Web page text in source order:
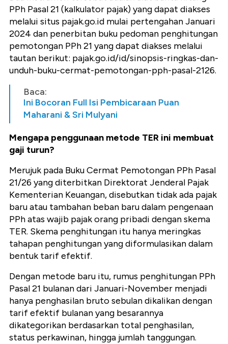
PPh Pasal 21 (kalkulator pajak) yang dapat diakses
melalui situs pajak.go.id mulai pertengahan Januari
2024 dan penerbitan buku pedoman penghitungan
pemotongan PPh 21 yang dapat diakses melalui
tautan berikut: pajak.go.id/id/sinopsis-ringkas-dan-
unduh-buku-cermat-pemotongan-pph-pasal-2126.
Baca:
Ini Bocoran Full Isi Pembicaraan Puan
Maharani & Sri Mulyani
Mengapa penggunaan metode TER ini membuat
gaji turun?
Merujuk pada Buku Cermat Pemotongan PPh Pasal
21/26 yang diterbitkan Direktorat Jenderal Pajak
Kementerian Keuangan, disebutkan tidak ada pajak
baru atau tambahan beban baru dalam pengenaan
PPh atas wajib pajak orang pribadi dengan skema
TER. Skema penghitungan itu hanya meringkas
tahapan penghitungan yang diformulasikan dalam
bentuk tarif efektif.
Dengan metode baru itu, rumus penghitungan PPh
Pasal 21 bulanan dari Januari-November menjadi
hanya penghasilan bruto sebulan dikalikan dengan
tarif efektif bulanan yang besarannya
dikategorikan berdasarkan total penghasilan,
status perkawinan, hingga jumlah tanggungan.